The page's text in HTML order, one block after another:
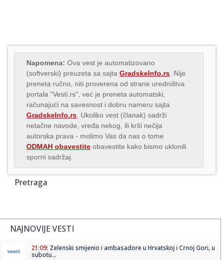
Napomena: Ova vest je automatizovano
(softverski) preuzeta sa sajta GradskeInfo.rs . Nije
preneta ručno, niti proverena od strane uredništva
portala "Vesti.rs", već je preneta automatski,
računajući na savesnost i dobru nameru sajta
GradskeInfo.rs . Ukoliko vest (članak) sadrži
netačne navode, vređa nekog, ili krši nečija
autorska prava - molimo Vas da nas o tome
ODMAH obavestite obavestite kako bismo uklonili
sporni sadržaj.
Pretraga
NAJNOVIJE VESTI
21:09: Zelenski smijenio i ambasadore u Hrvatskoj i Crnoj Gori, u
subotu...